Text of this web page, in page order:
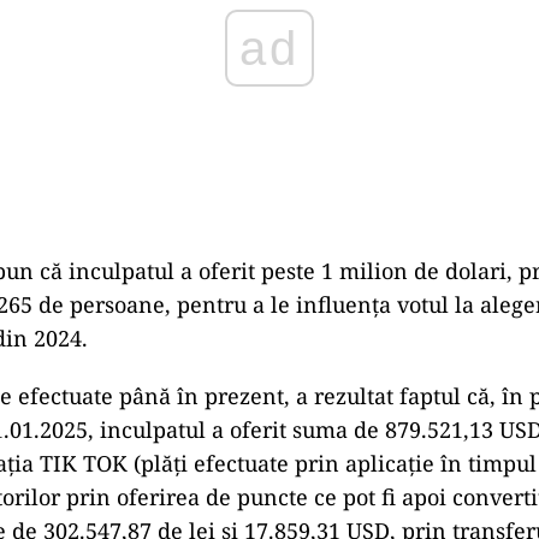
că inculpatul a oferit peste 1 milion de dolari,
de persoane, pentru a le influența votul la
2024.
efectuate până în prezent, a rezultat faptul că, în
inculpatul a oferit suma de 879.521,13
TIK TOK (plăți efectuate prin aplicație în
prin oferirea de puncte ce pot fi apoi
de 302.547,87 de lei și 17.859,31 USD, prin